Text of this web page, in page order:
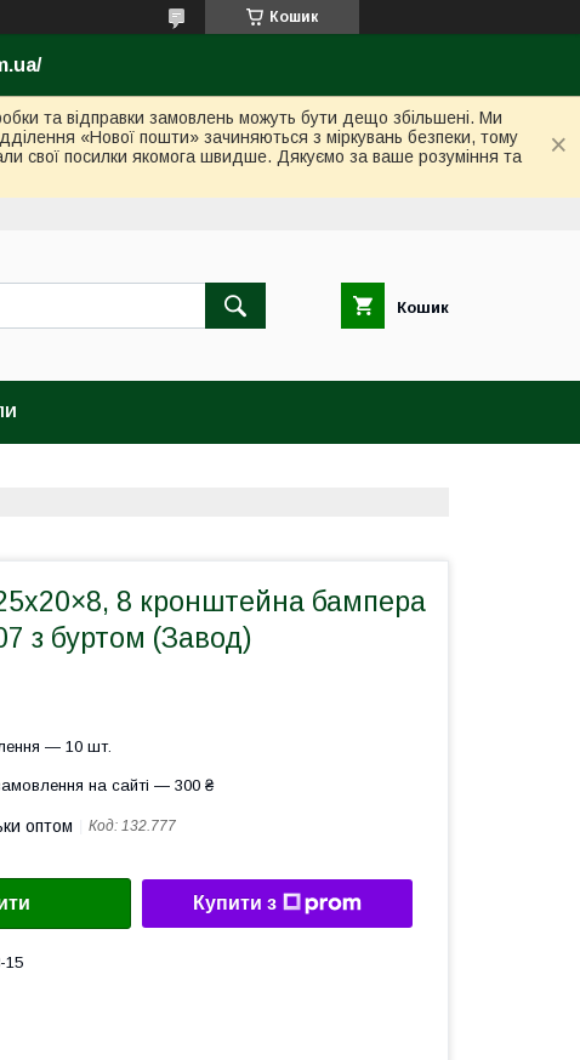
Кошик
та відправки замовлень можуть бути дещо збільшені. Ми
«Нової пошти» зачиняються з міркувань безпеки, тому
свої посилки якомога швидше. Дякуємо за ваше розуміння та
Кошик
8 кронштейна бампера
з буртом (Завод)
— 10 шт.
на сайті — 300 ₴
оптом Код: 132.777
Купити з
15